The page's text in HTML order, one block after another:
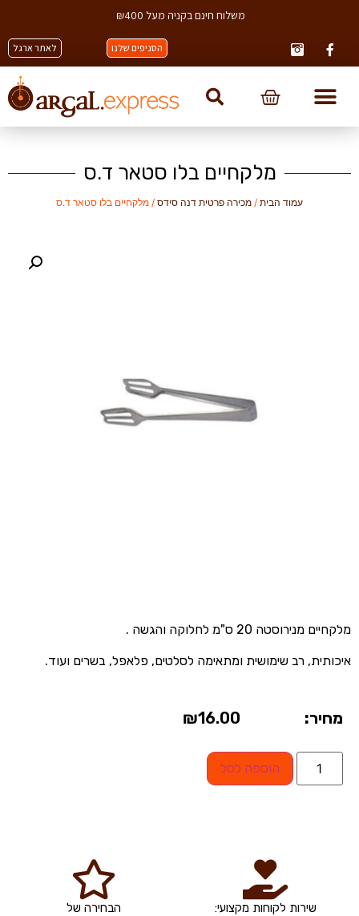
משלוח חינם בקניה מעל ₪400
הסניפים שלנו לאתר ארגל
מלקחיים בלו סטאר ד.ס
עמוד הבית / מכירה פרטית דנה סידס / מלקחיים בלו סטאר ד.ס
מלקחיים מנירוסטה 20 ס"מ לחלוקה והגשה .
איכותית, רב שימושית ומתאימה לסלטים, פלאפל, בשרים ועוד.
מחיר: ₪16.00
הוספה לסל
שירות לקוחות מקצועי:
הבחירה של